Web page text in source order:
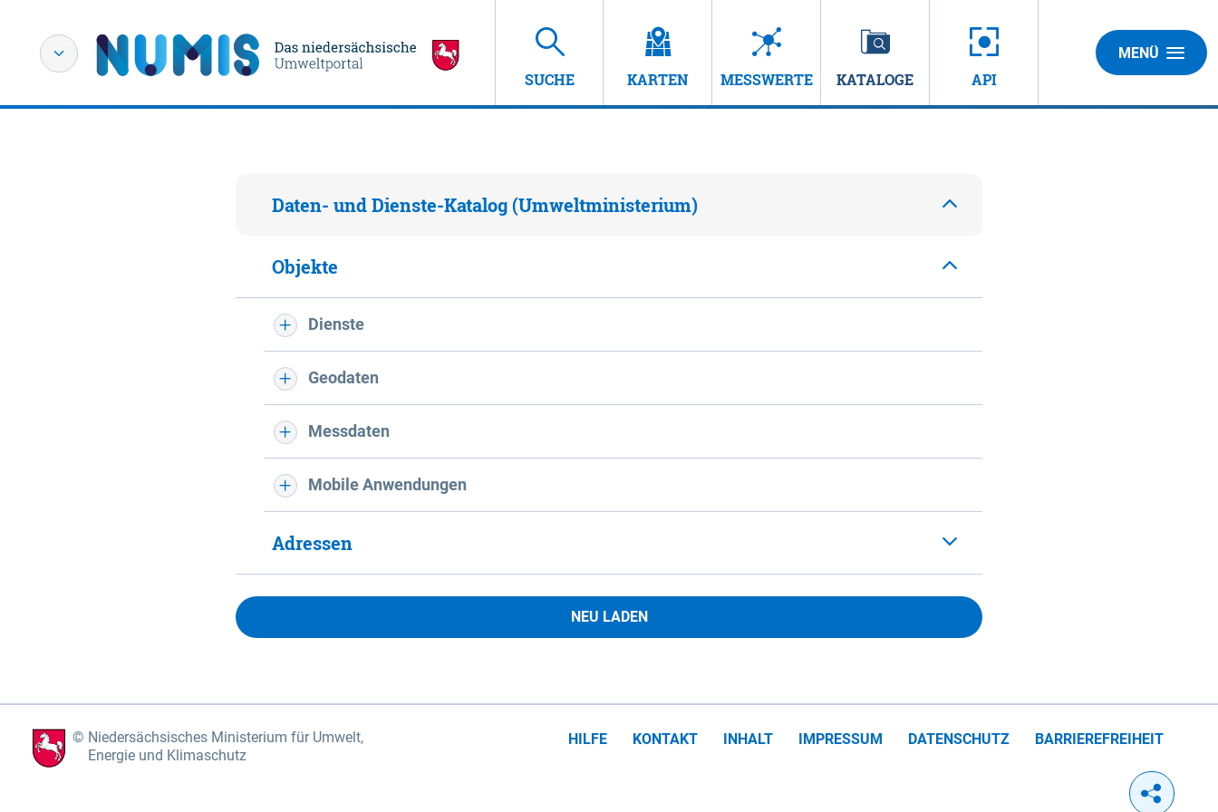
SUCHE KARTEN MESSWERTE KATALOGE API
MENÜ
Daten- und Dienste-Katalog (Umweltministerium)
Objekte
Dienste
Geodaten
Messdaten
Mobile Anwendungen
Adressen
NEU LADEN
Niedersächsisches Ministerium für Umwelt,
Energie und Klimaschutz
HILFE KONTAKT INHALT IMPRESSUM DATENSCHUTZ BARRIEREFREIHEIT